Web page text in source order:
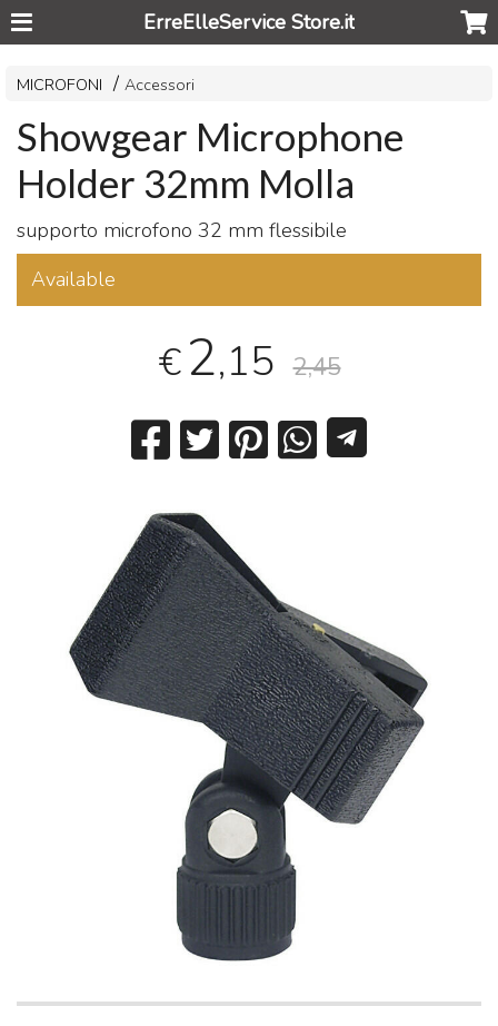
ErreElleService Store.it
MICROFONI Accessori
Showgear Microphone
Holder 32mm Molla
supporto microfono 32 mm flessibile
Available
€2,15 2,45